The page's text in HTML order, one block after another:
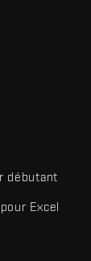
débutant
Excel